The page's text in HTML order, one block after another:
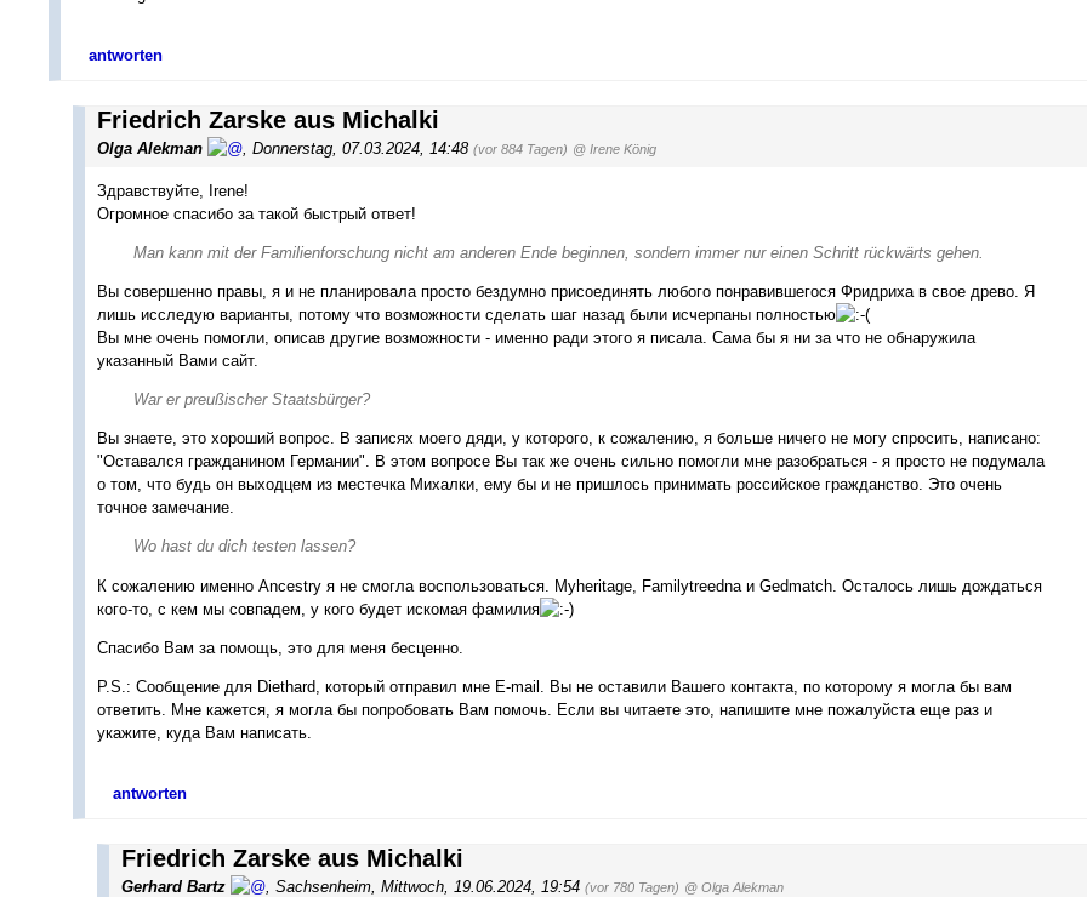
antworten
Friedrich Zarske aus Michalki
Olga Alekman Donnerstag, 07.03.2024, 14:48 (vor 884 Tagen) @ Irene König
Здравствуйте, Irene!
Огромное спасибо за такой быстрый ответ!
Man kann mit der Familienforschung nicht am anderen Ende beginnen, sondern immer nur einen Schritt rückwärts gehen.
Вы совершенно правы, я и не планировала просто бездумно присоединять любого понравившегося Фридриха в свое древо. Я
лишь исследую варианты, потому что возможности сделать шаг назад были исчерпаны полностью
Вы мне очень помогли, описав другие возможности - именно ради этого я писала. Сама бы я ни за что не обнаружила
указанный Вами сайт.
War er preußischer Staatsbürger?
Вы знаете, это хороший вопрос. В записях моего дяди, у которого, к сожалению, я больше ничего не могу спросить, написано:
"Оставался гражданином Германии". В этом вопросе Вы так же очень сильно помогли мне разобраться - я просто не подумала
о том, что будь он выходцем из местечка Михалки, ему бы и не пришлось принимать российское гражданство. Это очень
точное замечание.
Wo hast du dich testen lassen?
К сожалению именно Ancestry я не смогла воспользоваться. Myheritage, Familytreedna и Gedmatch. Осталось лишь дождаться
кого-то, с кем мы совпадем, у кого будет искомая фамилия
Спасибо Вам за помощь, это для меня бесценно.
P.S.: Сообщение для Diethard, который отправил мне E-mail. Вы не оставили Вашего контакта, по которому я могла бы вам
ответить. Мне кажется, я могла бы попробовать Вам помочь. Если вы читаете это, напишите мне пожалуйста еще раз и
укажите, куда Вам написать.
antworten
Friedrich Zarske aus Michalki
Gerhard Bartz Sachsenheim Mittwoch, 19.06.2024, 19:54 (vor 780 Tagen) @ Olga Alekman